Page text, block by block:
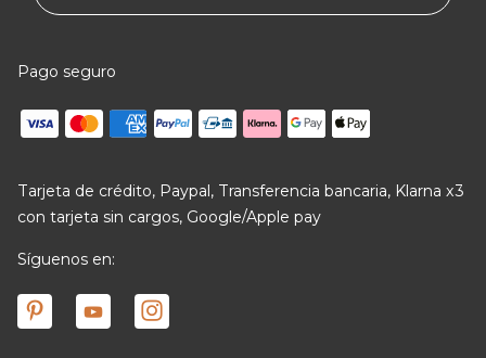
Pago seguro
Tarjeta de crédito, Paypal, Transferencia bancaria, Klarna x3
con tarjeta sin cargos, Google/Apple pay
Síguenos en: